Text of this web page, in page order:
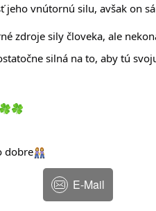
jeho vnútornú silu, avšak on
zdroje sily človeka, ale
silná na to, aby tú
dobre
E-Mail